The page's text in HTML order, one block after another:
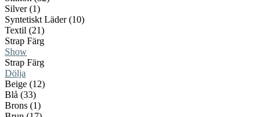
Silver (1)
Syntetiskt Läder (10)
Textil (21)
Strap Färg
Show
Strap Färg
Dölja
Beige (12)
Blå (33)
Brons (1)